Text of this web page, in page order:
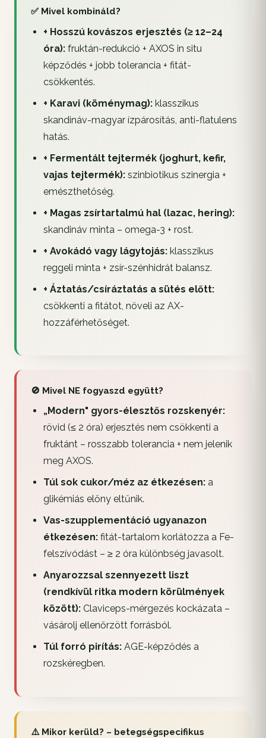
✅ Mivel kombináld?
+ Hosszú kovászos erjesztés (≥ 12–24
óra):fruktán-redukció + AXOS in situ
képződés + jobb tolerancia + fitát-
csökkentés.
+ Karavi (köménymag):klasszikus
skandináv-magyar ízpárosítás, anti-flatulens
hatás.
+ Fermentált tejtermék (joghurt, kefir,
vajas tejtermék):szinbiotikus szinergia +
emészthetőség.
+ Magas zsírtartalmú hal (lazac, hering):
skandináv minta – omega-3 + rost.
+ Avokádó vagy lágytojás:klasszikus
reggeli minta + zsír-szénhidrát balansz.
+ Áztatás/csíráztatás a sütés előtt:
csökkenti a fitátot, növeli az AX-
hozzáférhetőséget.
🚫 Mivel NE fogyaszd együtt?
„Modern" gyors-élesztős rozskenyér:
rövid (≤ 2 óra) erjesztés nem csökkenti a
fruktánt – rosszabb tolerancia + nem jelenik
meg AXOS.
Túl sok cukor/méz az étkezésen:a
glikémiás előny eltűnik.
Vas-szupplementáció ugyanazon
étkezésen:fitát-tartalom korlátozza a Fe-
felszívódást – ≥ 2 óra különbség javasolt.
Anyarozzsal szennyezett liszt
(rendkívül ritka modern körülmények
között):Claviceps-mérgezés kockázata –
vásárolj ellenőrzött forrásból.
Túl forró pirítás:AGE-képződés a
rozskéregben.
⚠️ Mikor kerüld? – betegségspecifikus